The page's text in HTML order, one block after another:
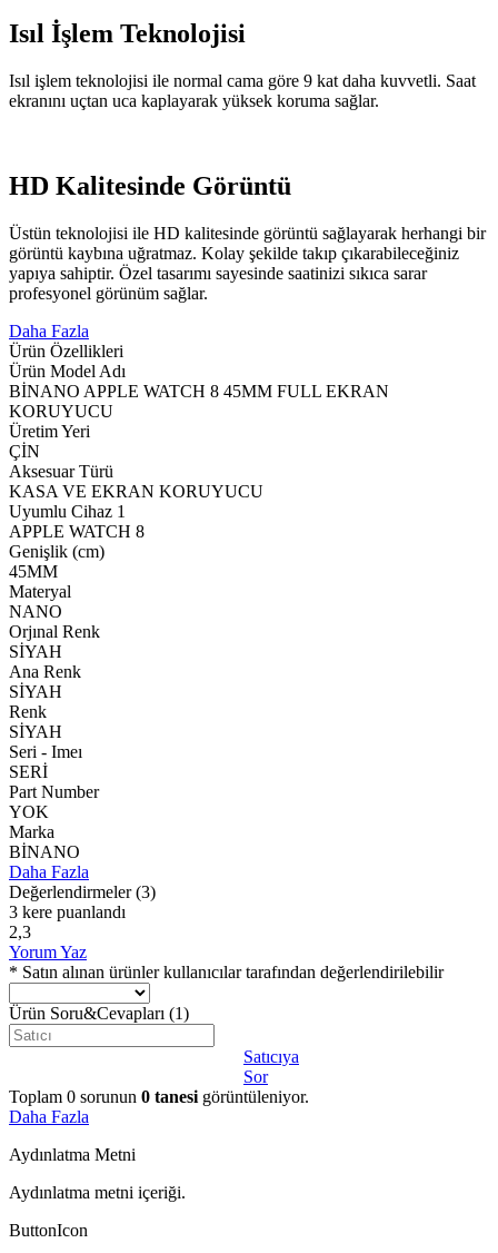
Isıl İşlem Teknolojisi
Isıl işlem teknolojisi ile normal cama göre 9 kat daha kuvvetli. Saat
ekranını uçtan uca kaplayarak yüksek koruma sağlar.
HD Kalitesinde Görüntü
Üstün teknolojisi ile HD kalitesinde görüntü sağlayarak herhangi bir
görüntü kaybına uğratmaz. Kolay şekilde takıp çıkarabileceğiniz
yapıya sahiptir. Özel tasarımı sayesinde saatinizi sıkıca sarar
profesyonel görünüm sağlar.
Daha Fazla
Ürün Özellikleri
Ürün Model Adı
BİNANO APPLE WATCH 8 45MM FULL EKRAN
KORUYUCU
Üretim Yeri
ÇİN
Aksesuar Türü
KASA VE EKRAN KORUYUCU
Uyumlu Cihaz 1
APPLE WATCH 8
Genişlik (cm)
45MM
Materyal
NANO
Orjınal Renk
SİYAH
Ana Renk
SİYAH
Renk
SİYAH
Seri - Imeı
SERİ
Part Number
YOK
Marka
BİNANO
Daha Fazla
Değerlendirmeler (3)
3 kere puanlandı
2,3
Yorum Yaz
* Satın alınan ürünler kullanıcılar tarafından değerlendirilebilir
Ürün Soru&Cevapları (1)
Satıcıya
Sor
Toplam 0 sorunun 0 tanesi görüntüleniyor.
Daha Fazla
Aydınlatma Metni
Aydınlatma metni içeriği.
ButtonIcon